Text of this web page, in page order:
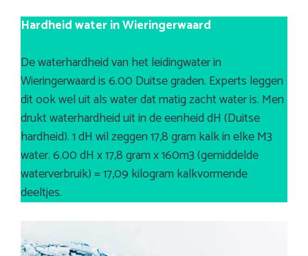
Hardheid water in Wieringerwaard
De waterhardheid van het leidingwater in
Wieringerwaard is 6.00 Duitse graden. Experts leggen
dit ook wel uit als water dat matig zacht water is. Men
drukt waterhardheid uit in de eenheid dH (Duitse
hardheid). 1 dH wil zeggen 17,8 gram kalk in elke M3
water. 6.00 dH x 17,8 gram x 160m3 (gemiddelde
waterverbruik) = 17,09 kilogram kalkvormende
deeltjes.